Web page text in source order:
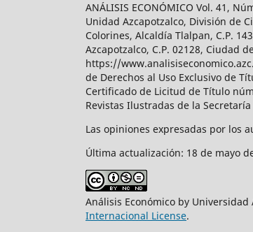
ANÁLISIS ECONÓMICO Vol. 41,
Unidad Azcapotzalco, División de
Colorines, Alcaldía Tlalpan, C.P.
Azcapotzalco, C.P. 02128, Ciudad
https://
de Derechos al Uso Exclusivo de
Certificado de Licitud de Título
Revistas Ilustradas de la
Las opiniones expresadas por los
Última actualización: 18 de mayo
Análisis Económico by
Internacional License.